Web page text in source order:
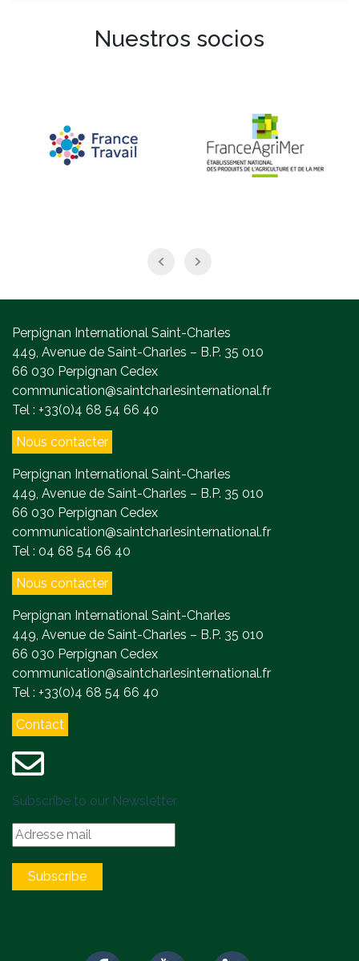
Nuestros socios
Perpignan International Saint-Charles
449, Avenue de Saint-Charles – B.P. 35 010
66 030 Perpignan Cedex
communication@saintcharlesinternational.fr
Tel : +33(0)4 68 54 66 40
Nous contacter
Perpignan International Saint-Charles
449, Avenue de Saint-Charles – B.P. 35 010
66 030 Perpignan Cedex
communication@saintcharlesinternational.fr
Tel : 04 68 54 66 40
Nous contacter
Perpignan International Saint-Charles
449, Avenue de Saint-Charles – B.P. 35 010
66 030 Perpignan Cedex
communication@saintcharlesinternational.fr
Tel : +33(0)4 68 54 66 40
Contact
Subscribe to our Newsletter
Subscribe